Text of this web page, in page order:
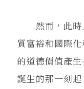
然而，此時
質富裕和國際
的道德價值產
誕生的那一刻